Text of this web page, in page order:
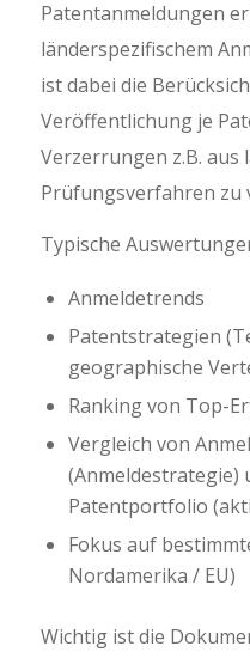
Patentanmeldungen
länderspezifischem
ist dabei die
Veröffentlichung je
Verzerrungen z.B. aus
Prüfungsverfahren zu
Typische
Anmeldetrends
Patentstrategien
geographische
Ranking von Top-
Vergleich von
(Anmeldestrategie)
Patentportfolio
Fokus auf
Nordamerika / EU)
Wichtig ist die